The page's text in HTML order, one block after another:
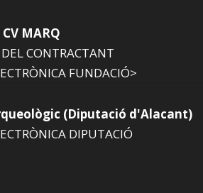
MARQ
CONTRACTANT
FUNDACIÓ>
(Diputació d'Alacant)
DIPUTACIÓ